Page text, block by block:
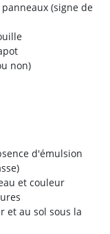
(signe de
non)
d'émulsion
et couleur
et au sol sous la